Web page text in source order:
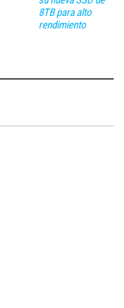
8TB para alto
rendimiento